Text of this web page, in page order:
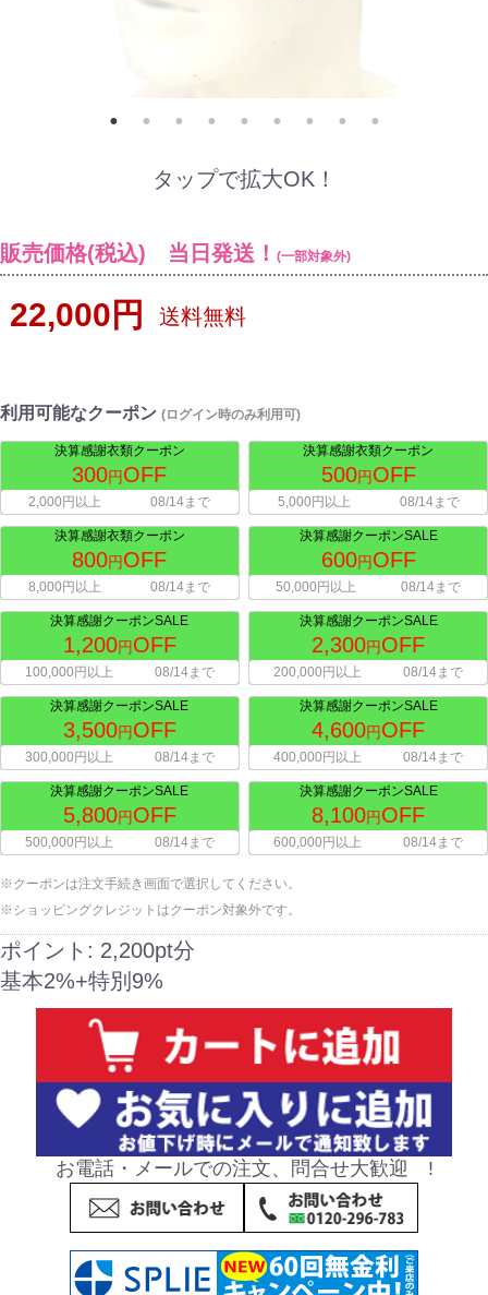
タップで拡大OK！
販売価格(税込) 当日発送！ (一部対象外)
22,000円 送料無料
利用可能なクーポン (ログイン時のみ利用可)
決算感謝衣類クーポン
300円OFF
2,000円以上 08/14まで
決算感謝衣類クーポン
500円OFF
5,000円以上 08/14まで
決算感謝衣類クーポン
800円OFF
8,000円以上 08/14まで
決算感謝クーポンSALE
600円OFF
50,000円以上 08/14まで
決算感謝クーポンSALE
1,200円OFF
100,000円以上 08/14まで
決算感謝クーポンSALE
2,300円OFF
200,000円以上 08/14まで
決算感謝クーポンSALE
3,500円OFF
300,000円以上 08/14まで
決算感謝クーポンSALE
4,600円OFF
400,000円以上 08/14まで
決算感謝クーポンSALE
5,800円OFF
500,000円以上 08/14まで
決算感謝クーポンSALE
8,100円OFF
600,000円以上 08/14まで
※クーポンは注文手続き画面で選択してください。
※ショッピングクレジットはクーポン対象外です。
ポイント: 2,200pt分
基本2%+特別9%
お電話・メールでの注文、問合せ大歓迎 !